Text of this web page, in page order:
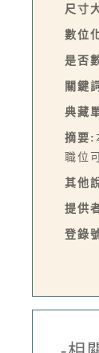
尺寸
數位
是否
關鍵
典藏
摘要:
職位
其他
提供
登錄